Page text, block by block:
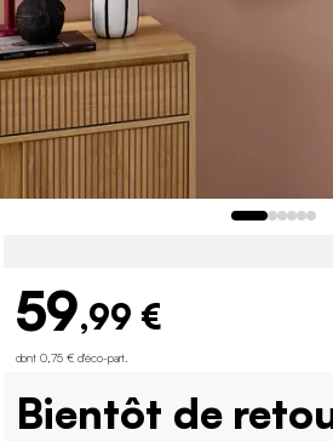
59,99 €
dont 0,75 € d'éco-part
Bientôt de